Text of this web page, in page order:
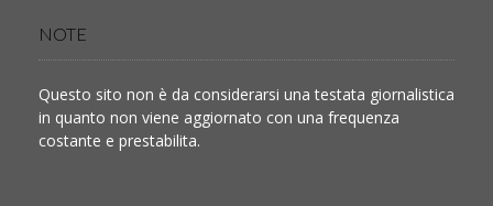
NOTE
Questo sito non è da considerarsi una testata giornalistica
in quanto non viene aggiornato con una frequenza
costante e prestabilita.